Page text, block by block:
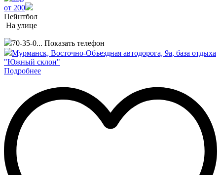
от 200
Пейнтбол
На улице
70-35-0... Показать телефон
Мурманск, Восточно-Объездная автодорога, 9а, база отдыха
"Южный склон"
Подробнее